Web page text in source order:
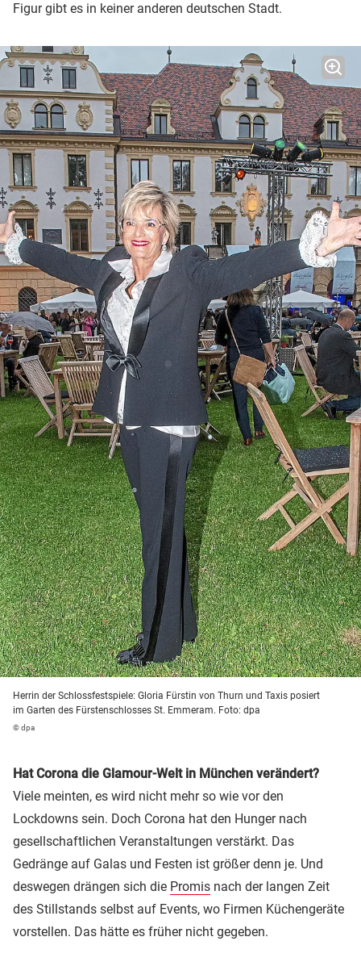
Figur gibt es in keiner anderen deutschen Stadt.
Herrin der Schlossfestspiele: Gloria Fürstin von Thurn und Taxis posiert
im Garten des Fürstenschlosses St. Emmeram. Foto: dpa
© dpa
Hat Corona die Glamour-Welt in München verändert?
Viele meinten, es wird nicht mehr so wie vor den
Lockdowns sein. Doch Corona hat den Hunger nach
gesellschaftlichen Veranstaltungen verstärkt. Das
Gedränge auf Galas und Festen ist größer denn je. Und
deswegen drängen sich die Promis nach der langen Zeit
des Stillstands selbst auf Events, wo Firmen Küchengeräte
vorstellen. Das hätte es früher nicht gegeben.